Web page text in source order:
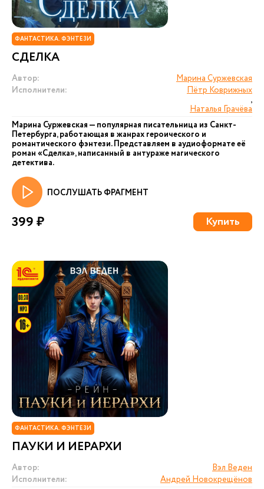
ФАНТАСТИКА. ФЭНТЕЗИ
СДЕЛКА
Автор:
Марина Суржевская
Исполнители:
Пётр Коврижных
,
Наталья Грачёва
Марина Суржевская — популярная писательница из Санкт-
Петербурга, работающая в жанрах героического и
романтического фэнтези. Представляем в аудиоформате её
роман «Сделка», написанный в антураже магического
детектива.
ПОСЛУШАТЬ ФРАГМЕНТ
399 ₽ Купить
ФАНТАСТИКА. ФЭНТЕЗИ
ПАУКИ И ИЕРАРХИ
Автор:
Вэл Веден
Исполнители:
Андрей Новокрещёнов